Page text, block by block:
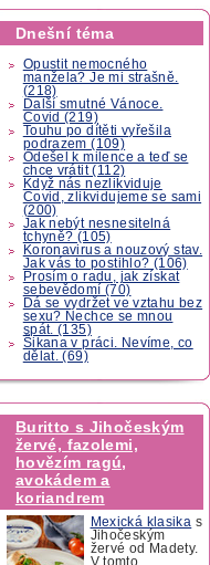
Dnešní téma
Opustit nemocného
manžela? Je mi strašně.
(218)
Další smutné Vánoce.
Covid (219)
Touhu po dítěti vyřešila
podrazem (109)
Odešel k milence a teď se
chce vrátit (112)
Když nás nezlikviduje
Covid, zlikvidujeme se sami
(200)
Jak nebýt nesnesitelná
tchyně? (105)
Koronavirus a nouzový stav.
Jak vás to postihlo? (106)
Prosím o radu, jak získat
sebevědomí (70)
Dá se vydržet ve vztahu bez
sexu? Nechce se mnou
spát. (135)
Šikana v práci. Nevíme, co
dělat. (69)
Buritto s Jihočeským
žervé, fazolemi,
hovězím ragú,
avokádem a
koriandrem
Mexická klasika s
Jihočeským
žervé od Madety.
V tomto